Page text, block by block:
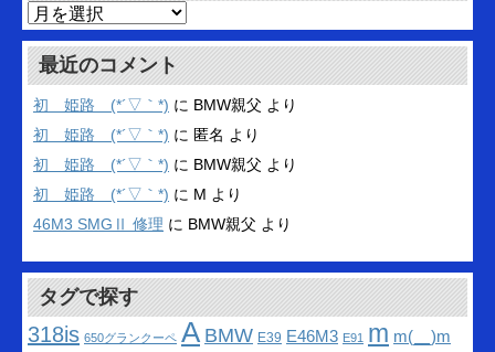
ア
ー
カ
イ
ブ
最近のコメント
初 姫路 (*´▽｀*) に BMW親父 より
初 姫路 (*´▽｀*) に 匿名 より
初 姫路 (*´▽｀*) に BMW親父 より
初 姫路 (*´▽｀*) に M より
46M3 SMGⅡ 修理 に BMW親父 より
タグで探す
318is 650グランクーペ A BMW E39 E46M3 E91 m m(__)m